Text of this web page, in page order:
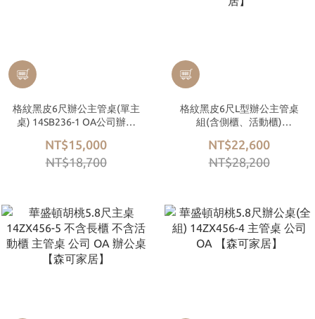
格紋黑皮6尺辦公主管桌(單主
桌) 14SB236-1 OA公司辦公
NT$15,000
NT$18,700
格紋黑皮6尺L型辦公主管桌
組(含側櫃、活動櫃)
【森可家居】
NT$22,600
NT$28,200